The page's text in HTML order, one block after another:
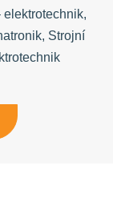
elektrotechnik,
Strojní